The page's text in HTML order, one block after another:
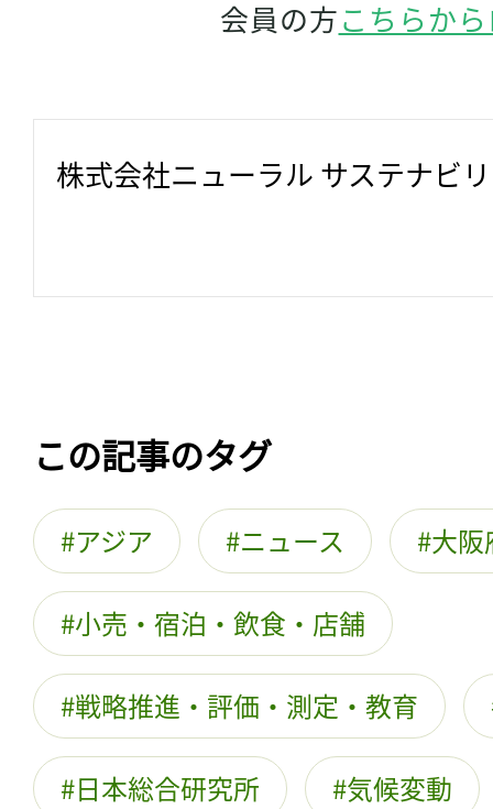
会員の方こちらか
株式会社ニューラル サステナビ
この記事のタグ
アジア ニュース 大阪
小売・宿泊・飲食・店舗
戦略推進・評価・測定・教育
日本総合研究所 気候変動